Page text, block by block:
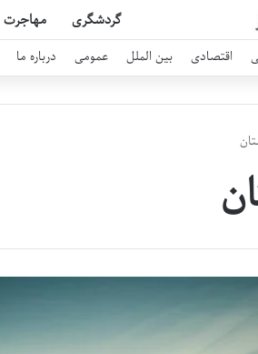
گردشگری مهاجرت
اقتصادی بین الملل عمومی درباره ما